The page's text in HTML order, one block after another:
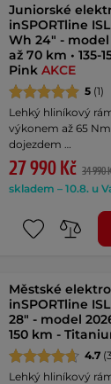
Juniorské
inSPORTline
Wh 24" - model
až 70 km • 135-
PinkAKCE
5 (1)
Lehký hliníkový
výkonem až 65
dojezdem …
27 990 Kč 34 990
skladem – 10.8. u
Městské
inSPORTline
28" - model
150 km -
4.7
Lehký hliníkový